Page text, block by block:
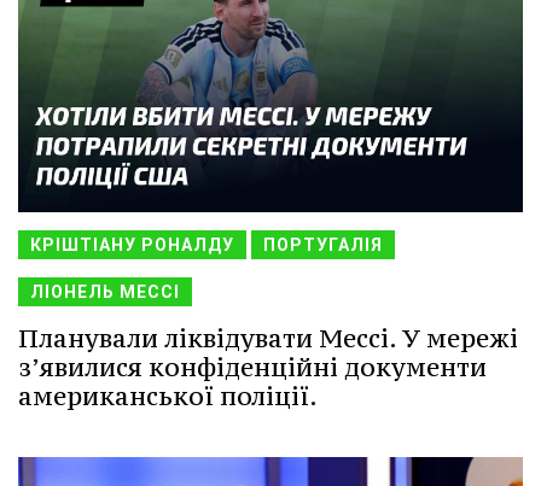
КРІШТІАНУ РОНАЛДУ ПОРТУГАЛІЯ
ЛІОНЕЛЬ МЕССІ
Планували ліквідувати Мессі. У мережі
з’явилися конфіденційні документи
американської поліції.